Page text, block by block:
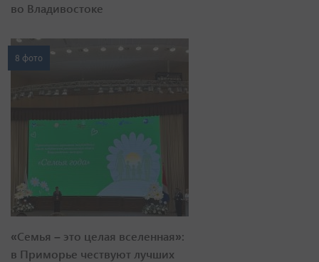
во Владивостоке
8 фото
«Семья – это целая вселенная»:
в Приморье чествуют лучших